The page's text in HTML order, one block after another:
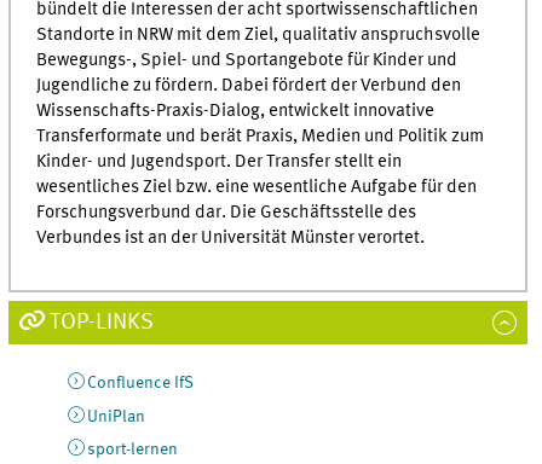
bündelt die Interessen der acht sportwissenschaftlichen
Standorte in NRW mit dem Ziel, qualitativ anspruchsvolle
Bewegungs-, Spiel- und Sportangebote für Kinder und
Jugendliche zu fördern. Dabei fördert der Verbund den
Wissenschafts-Praxis-Dialog, entwickelt innovative
Transferformate und berät Praxis, Medien und Politik zum
Kinder- und Jugendsport. Der Transfer stellt ein
wesentliches Ziel bzw. eine wesentliche Aufgabe für den
Forschungsverbund dar. Die Geschäftsstelle des
Verbundes ist an der Universität Münster verortet.
TOP-LINKS
Confluence IfS
UniPlan
sport-lernen